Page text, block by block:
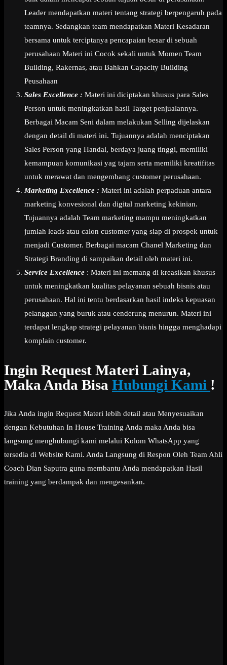
Leader mendapatkan materi tentang strategi berpengaruh pada
teamnya. Sedangkan team mendapatkan Materi Kesadaran
bersama untuk terciptanya pencapaian besar di sebuah
perusahaan Materi ini Cocok sekali untuk Momen Team
Building, Rakernas, atau Bahkan Capacity Building
Peusahaan
Sales Excellence : Materi ini diciptakan khusus para Sales
Person untuk meningkatkan hasil Target penjualannya.
Berbagai Macam Seni dalam melakukan Selling dijelaskan
dengan detail di materi ini. Tujuannya adalah menciptakan
Sales Person yang Handal, berdaya juang tinggi, memiliki
kemampuan komunikasi yag tajam serta memiliki kreatifitas
untuk merawat dan mengembang customer perusahaan.
Marketing Excellence : Materi ini adalah perpaduan antara
marketing konvesional dan digital marketing kekinian.
Tujuannya adalah Team marketing mampu meningkatkan
jumlah leads atau calon customer yang siap di prospek untuk
menjadi Customer. Berbagai macam Chanel Marketing dan
Strategi Branding di sampaikan detail oleh materi ini.
Service Excellence : Materi ini memang di kreasikan khusus
untuk meningkatkan kualitas pelayanan sebuah bisnis atau
perusahaan. Hal ini tentu berdasarkan hasil indeks kepuasan
pelanggan yang buruk atau cenderung menurun. Materi ini
terdapat lengkap strategi pelayanan bisnis hingga menghadapi
komplain customer.
Ingin Request Materi Lainya,
Maka Anda Bisa Hubungi Kami !
Jika Anda ingin Request Materi lebih detail atau Menyesuaikan
dengan Kebutuhan In House Training Anda maka Anda bisa
langsung menghubungi kami melalui Kolom WhatsApp yang
tersedia di Website Kami. Anda Langsung di Respon Oleh Team Ahli
Coach Dian Saputra guna membantu Anda mendapatkan Hasil
training yang berdampak dan mengesankan.